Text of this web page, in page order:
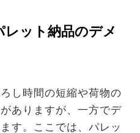
ット納品のデメ
し時間の短縮や荷物の
ありますが、一方でデ
す。ここでは、パレッ